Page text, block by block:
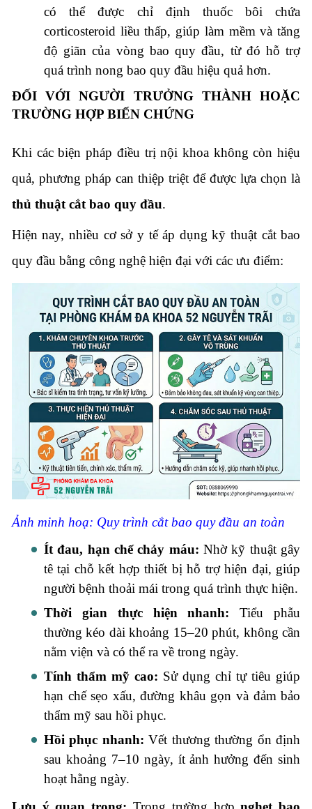
có thể được chỉ định thuốc bôi chứa
corticosteroid liều thấp, giúp làm mềm và tăng
độ giãn của vòng bao quy đầu, từ đó hỗ trợ
quá trình nong bao quy đầu hiệu quả hơn.
ĐỐI VỚI NGƯỜI TRƯỞNG THÀNH HOẶC
TRƯỜNG HỢP BIẾN CHỨNG
Khi các biện pháp điều trị nội khoa không còn hiệu
quả, phương pháp can thiệp triệt để được lựa chọn là
thủ thuật cắt bao quy đầu.
Hiện nay, nhiều cơ sở y tế áp dụng kỹ thuật cắt bao
quy đầu bằng công nghệ hiện đại với các ưu điểm:
Ảnh minh hoạ: Quy trình cắt bao quy đầu an toàn
Ít đau, hạn chế chảy máu: Nhờ kỹ thuật gây
tê tại chỗ kết hợp thiết bị hỗ trợ hiện đại, giúp
người bệnh thoải mái trong quá trình thực hiện.
Thời gian thực hiện nhanh: Tiểu phẫu
thường kéo dài khoảng 15–20 phút, không cần
nằm viện và có thể ra về trong ngày.
Tính thẩm mỹ cao: Sử dụng chỉ tự tiêu giúp
hạn chế sẹo xấu, đường khâu gọn và đảm bảo
thẩm mỹ sau hồi phục.
Hồi phục nhanh: Vết thương thường ổn định
sau khoảng 7–10 ngày, ít ảnh hưởng đến sinh
hoạt hằng ngày.